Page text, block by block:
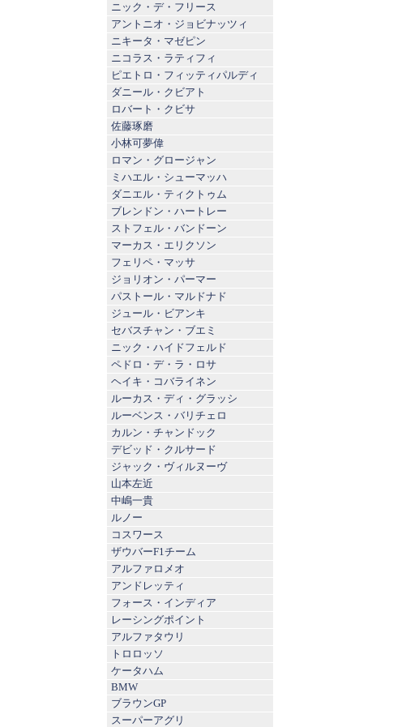
ニック・デ・フリース
アントニオ・ジョビナッツィ
ニキータ・マゼピン
ニコラス・ラティフィ
ピエトロ・フィッティパルディ
ダニール・クビアト
ロバート・クビサ
佐藤琢磨
小林可夢偉
ロマン・グロージャン
ミハエル・シューマッハ
ダニエル・ティクトゥム
ブレンドン・ハートレー
ストフェル・バンドーン
マーカス・エリクソン
フェリペ・マッサ
ジョリオン・パーマー
パストール・マルドナド
ジュール・ビアンキ
セバスチャン・ブエミ
ニック・ハイドフェルド
ペドロ・デ・ラ・ロサ
ヘイキ・コバライネン
ルーカス・ディ・グラッシ
ルーベンス・バリチェロ
カルン・チャンドック
デビッド・クルサード
ジャック・ヴィルヌーヴ
山本左近
中嶋一貴
ルノー
コスワース
ザウバーF1チーム
アルファロメオ
アンドレッティ
フォース・インディア
レーシングポイント
アルファタウリ
トロロッソ
ケータハム
BMW
ブラウンGP
スーパーアグリ